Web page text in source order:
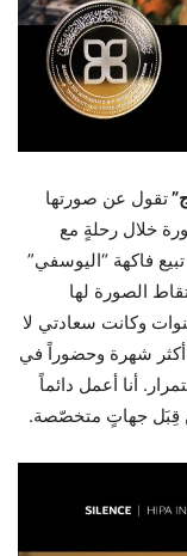
تقول عن صورتها
خلال رحلةٍ مع
فاكهة “اليوسفي”
الصورة لها
وكانت سعادتي لا
شهرة وحضوراً في
أنا أعمل دائماً
قِبَل جهاتٍ متخصّصة.